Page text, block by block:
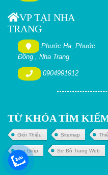
VP TẠI NHA
TRANG
Phước Hạ, Phước
Đồng , Nha Trang
0904991912
TỪ KHÓA TÌM
Giới Thiệu Sitemap
Trợ Giúp Sơ Đồ Trang Web